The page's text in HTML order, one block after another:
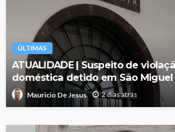
ÚLTIMAS
ATUALIDADE | Suspeito de
doméstica detido em São Miguel
Mauricio De Jesus 2 dias atrás